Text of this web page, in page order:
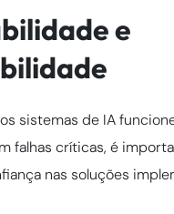
e
sistemas de IA
falhas críticas, é
nas soluções